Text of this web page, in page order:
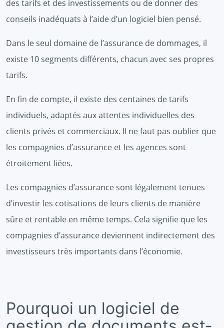
des tarifs et des investissements ou de donner des
conseils inadéquats à l’aide d’un logiciel bien pensé.
Dans le seul domaine de l’assurance de dommages, il
existe 10 segments différents, chacun avec ses propres
tarifs.
En fin de compte, il existe des centaines de tarifs
individuels, adaptés aux attentes individuelles des
clients privés et commerciaux. Il ne faut pas oublier que
les compagnies d’assurance et les agences sont
étroitement liées.
Les compagnies d’assurance sont légalement tenues
d’investir les cotisations de leurs clients de manière
sûre et rentable en même temps. Cela signifie que les
compagnies d’assurance deviennent indirectement des
investisseurs très importants dans l’économie.
Pourquoi un logiciel de